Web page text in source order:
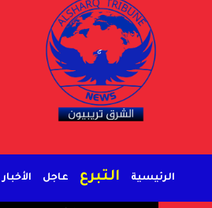
الرئيسية التبرع عاجل الأخبار